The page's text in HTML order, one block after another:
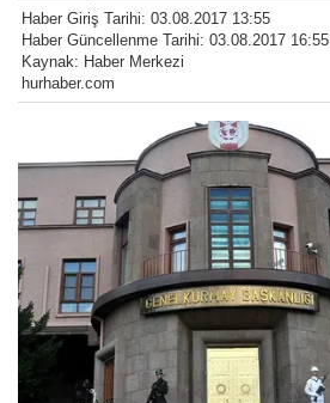
Haber Giriş Tarihi: 03.08.2017 13:55
Haber Güncellenme Tarihi: 03.08.2017 16:55
Kaynak: Haber Merkezi
hurhaber.com